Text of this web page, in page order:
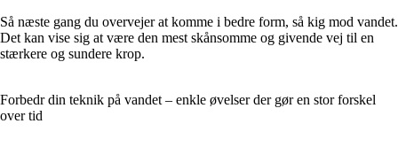
Så næste gang du overvejer at komme i bedre form, så kig mod vandet.
Det kan vise sig at være den mest skånsomme og givende vej til en
stærkere og sundere krop.
Forbedr din teknik på vandet – enkle øvelser der gør en stor forskel
over tid